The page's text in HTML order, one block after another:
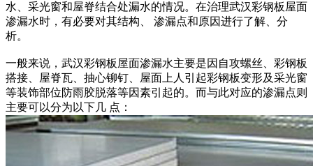
水、采光窗和屋脊结合处漏水的情况。在治理武汉彩钢板屋面
渗漏水时，有必要对其结构、 渗漏点和原因进行了解、分
析。
一般来说，武汉彩钢板屋面渗漏水主要是因自攻螺丝、彩钢板
搭接、屋脊瓦、抽心铆钉、屋面上人引起彩钢板变形及采光窗
等装饰部位防雨胶脱落等因素引起的。而与此对应的渗漏点则
主要可以分为以下几 点：